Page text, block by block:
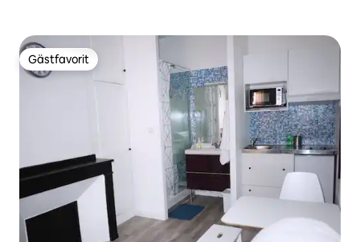
Gästfavorit
Gästfavorit